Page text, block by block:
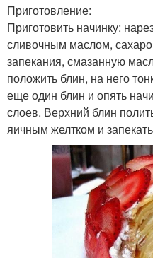
Приготовление:
Приготовить начинку:
сливочным маслом,
запекания, смазанную
положить блин, на него
еще один блин и опять
слоев. Верхний блин
яичным желтком и